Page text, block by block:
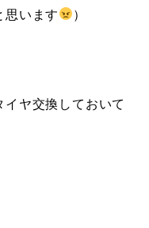
思います
）
ヤ交換しておいて